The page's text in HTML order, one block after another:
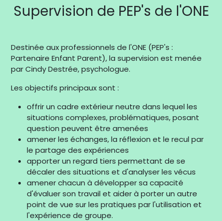
Supervision de PEP's de l'ONE
Destinée aux professionnels de l'ONE (PEP's :
Partenaire Enfant Parent), la supervision est menée
par Cindy Destrée, psychologue.
Les objectifs principaux sont :
offrir un cadre extérieur neutre dans lequel les
situations complexes, problématiques, posant
question peuvent être amenées
amener les échanges, la réflexion et le recul par
le partage des expériences
apporter un regard tiers permettant de se
décaler des situations et d'analyser les vécus
amener chacun à développer sa capacité
d'évaluer son travail et aider à porter un autre
point de vue sur les pratiques par l'utilisation et
l'expérience de groupe.